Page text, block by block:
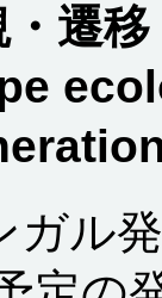
・遷
ガル